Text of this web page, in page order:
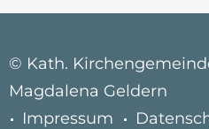
© Kath.
Magdalena Geldern
Impressum